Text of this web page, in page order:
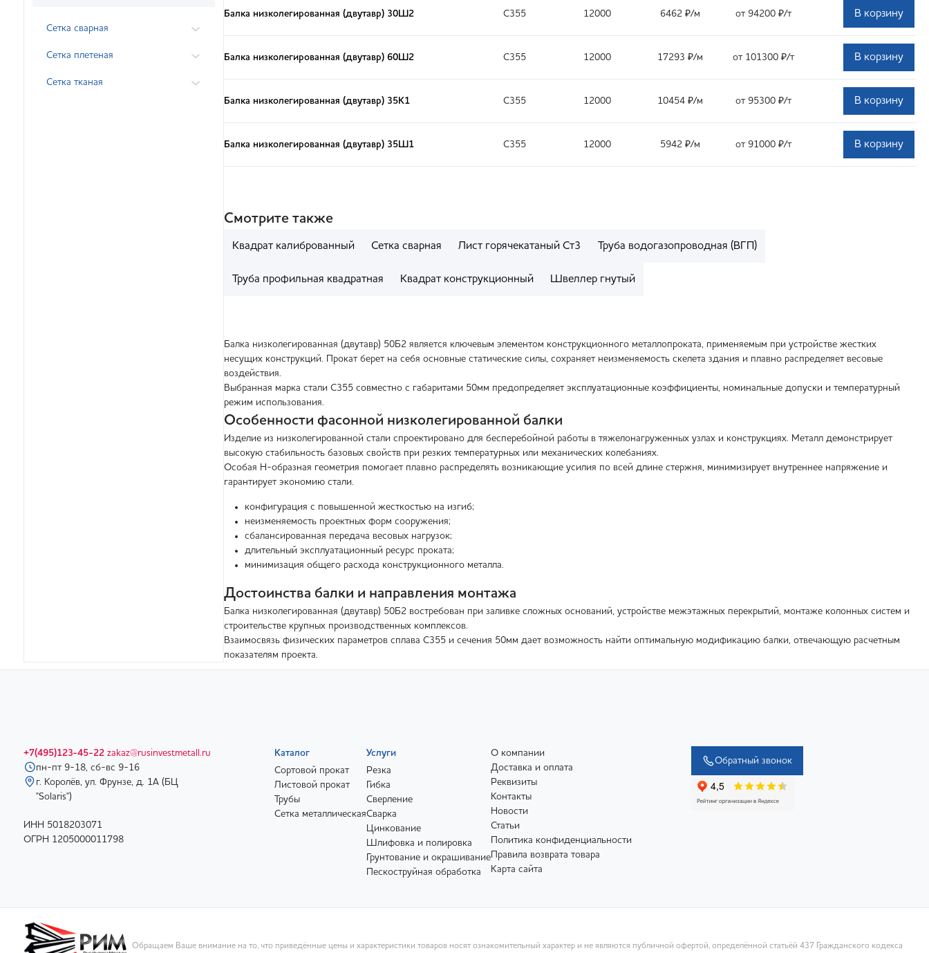
Сетка сварная
Сетка плетеная
Сетка тканая
Балка низколегированная (двутавр) 30Ш2 С355 12000 6462 ₽/м от 94200 ₽/т В корзину
Балка низколегированная (двутавр) 60Ш2 С355 12000 17293 ₽/м от 101300 ₽/т В корзину
Балка низколегированная (двутавр) 35К1 С355 12000 10454 ₽/м от 95300 ₽/т В корзину
Балка низколегированная (двутавр) 35Ш1 С355 12000 5942 ₽/м от 91000 ₽/т В корзину
Смотрите также
Квадрат калиброванный Сетка сварная Лист горячекатаный Ст3 Труба водогазопроводная (ВГП)
Труба профильная квадратная Квадрат конструкционный Швеллер гнутый
Балка низколегированная (двутавр) 50Б2 является ключевым элементом конструкционного металлопроката, применяемым при устройстве жестких
несущих конструкций. Прокат берет на себя основные статические силы, сохраняет неизменяемость скелета здания и плавно распределяет весовые
воздействия.
Выбранная марка стали С355 совместно с габаритами 50мм предопределяет эксплуатационные коэффициенты, номинальные допуски и температурный
режим использования.
Особенности фасонной низколегированной балки
Изделие из низколегированной стали спроектировано для бесперебойной работы в тяжелонагруженных узлах и конструкциях. Металл демонстрирует
высокую стабильность базовых свойств при резких температурных или механических колебаниях.
Особая Н-образная геометрия помогает плавно распределять возникающие усилия по всей длине стержня, минимизирует внутреннее напряжение и
гарантирует экономию стали.
конфигурация с повышенной жесткостью на изгиб;
неизменяемость проектных форм сооружения;
сбалансированная передача весовых нагрузок;
длительный эксплуатационный ресурс проката;
минимизация общего расхода конструкционного металла.
Достоинства балки и направления монтажа
Балка низколегированная (двутавр) 50Б2 востребован при заливке сложных оснований, устройстве межэтажных перекрытий, монтаже колонных систем и
строительстве крупных производственных комплексов.
Взаимосвязь физических параметров сплава С355 и сечения 50мм дает возможность найти оптимальную модификацию балки, отвечающую расчетным
показателям проекта.
+7(495)123-45-22 zakaz@rusinvestmetall.ru
пн-пт 9-18, сб-вс 9-16
г. Королёв, ул. Фрунзе, д. 1А (БЦ
"Solaris")
ИНН 5018203071
ОГРН 1205000011798
Каталог
Сортовой прокат
Листовой прокат
Трубы
Сетка металлическая
Услуги
Резка
Гибка
Сверление
Сварка
Цинкование
Шлифовка и полировка
Грунтование и окрашивание
Пескоструйная обработка
О компании
Доставка и оплата
Реквизиты
Контакты
Новости
Статьи
Политика конфиденциальности
Правила возврата товара
Карта сайта
Обратный звонок
Обращаем Ваше внимание на то, что приведённые цены и характеристики товаров носят ознакомительный характер и не являются публичной офертой, определённой статьёй 437 Гражданского кодекса